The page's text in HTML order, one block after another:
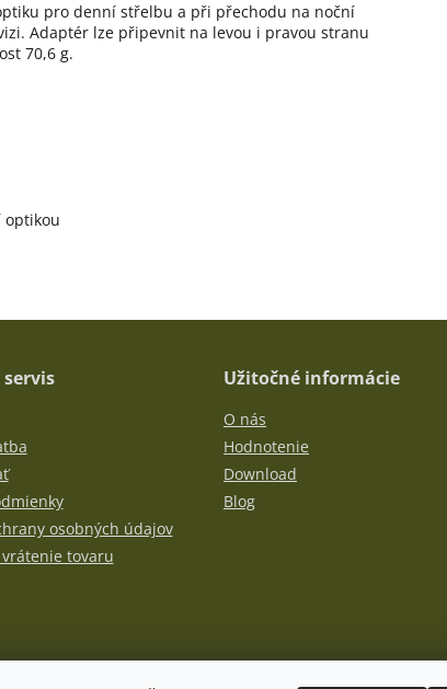
pro denní střelbu a při přechodu na noční
Adaptér lze připevnit na levou i pravou stranu
70,6 g.
optikou
osobných údajov
tovaru
Užitočné informácie
O nás
Hodnotenie
Download
Blog